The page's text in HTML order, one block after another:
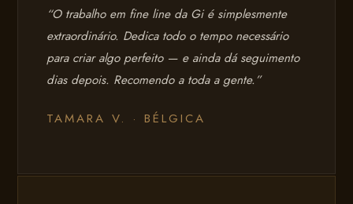
“O trabalho em fine line da Gi é simplesmente
extraordinário. Dedica todo o tempo necessário
para criar algo perfeito — e ainda dá seguimento
dias depois. Recomendo a toda a gente.”
TAMARA V. · BÉLGICA